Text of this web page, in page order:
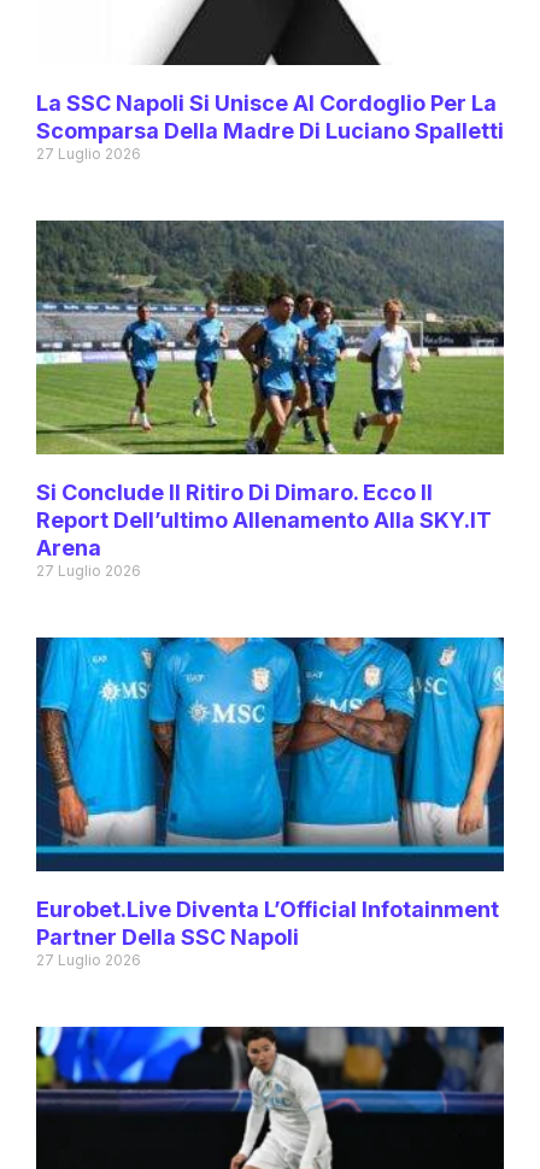
La SSC Napoli Si Unisce Al Cordoglio Per La
Scomparsa Della Madre Di Luciano Spalletti
27 Luglio 2026
Si Conclude Il Ritiro Di Dimaro. Ecco Il
Report Dell’ultimo Allenamento Alla SKY.IT
Arena
27 Luglio 2026
Eurobet.live Diventa L’Official Infotainment
Partner Della SSC Napoli
27 Luglio 2026